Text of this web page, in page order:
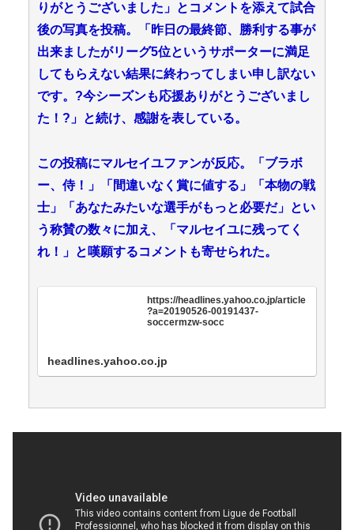
りがとうございました」とコメントを添えて試合
後の写真を投稿。「昨日の最終節、勝利する事が
出来ましたがリーグ5位というサポーターに満足
してもらえない結果に終わってしまい申し訳ない
です。?今シーズンも応援ありがとうございまし
た！?」と続け、感謝を表している。
この投稿にマルセイユファンが反応。「ブラボ
ー、侍！」「間違いなく賞に値する」「本物の戦
士」「あなたみたいな選手がもっと必要だ」とい
う称賛の数々に加え、「マルセイユに残ってく
れ！」と嘆願するコメントも寄せられた。
https://headlines.yahoo.co.jp/article
?a=20190526-00191437-
soccermzw-socc
headlines.yahoo.co.jp